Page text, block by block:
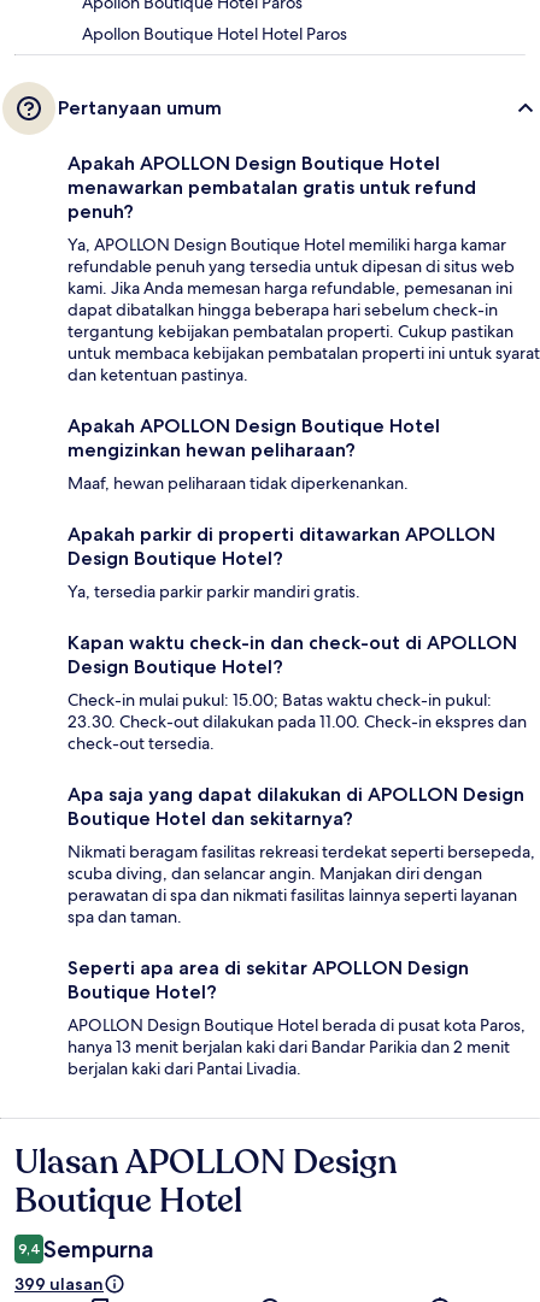
Apollon Boutique Hotel Hotel Paros
Pertanyaan umum
Apakah APOLLON Design Boutique Hotel
menawarkan pembatalan gratis untuk refund
penuh?
Ya, APOLLON Design Boutique Hotel memiliki harga kamar
refundable penuh yang tersedia untuk dipesan di situs web
kami. Jika Anda memesan harga refundable, pemesanan ini
dapat dibatalkan hingga beberapa hari sebelum check-in
tergantung kebijakan pembatalan properti. Cukup pastikan
untuk membaca kebijakan pembatalan properti ini untuk syarat
dan ketentuan pastinya.
Apakah APOLLON Design Boutique Hotel
mengizinkan hewan peliharaan?
Maaf, hewan peliharaan tidak diperkenankan.
Apakah parkir di properti ditawarkan APOLLON
Design Boutique Hotel?
Ya, tersedia parkir parkir mandiri gratis.
Kapan waktu check-in dan check-out di APOLLON
Design Boutique Hotel?
Check-in mulai pukul: 15.00; Batas waktu check-in pukul:
23.30. Check-out dilakukan pada 11.00. Check-in ekspres dan
check-out tersedia.
Apa saja yang dapat dilakukan di APOLLON Design
Boutique Hotel dan sekitarnya?
Nikmati beragam fasilitas rekreasi terdekat seperti bersepeda,
scuba diving, dan selancar angin. Manjakan diri dengan
perawatan di spa dan nikmati fasilitas lainnya seperti layanan
spa dan taman.
Seperti apa area di sekitar APOLLON Design
Boutique Hotel?
APOLLON Design Boutique Hotel berada di pusat kota Paros,
hanya 13 menit berjalan kaki dari Bandar Parikia dan 2 menit
berjalan kaki dari Pantai Livadia.
Ulasan
Ulasan APOLLON Design
Boutique Hotel
9,4 Sempurna
399 ulasan